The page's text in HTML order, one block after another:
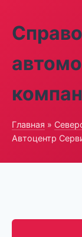
Главная »
Автоцентр